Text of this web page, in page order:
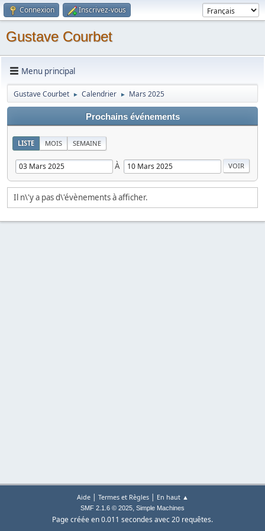
Connexion Inscrivez-vous
Gustave Courbet
Menu principal
Gustave Courbet ► Calendrier ► Mars 2025
Prochains événements
LISTE MOIS SEMAINE
À
Il n\'y a pas d\'évènements à afficher.
Aide| Termes et Règles| En haut ▲
SMF 2.1.6 © 2025, Simple Machines
Page créée en 0.011 secondes avec 20 requêtes.